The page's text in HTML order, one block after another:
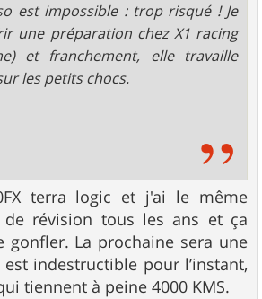
est impossible : trop risqué ! Je
une préparation chez X1 racing
et franchement, elle travaille
les petits chocs.
terra logic et j'ai le même
de révision tous les ans et ça
gonfler. La prochaine sera une
indestructible pour l’instant,
tiennent à peine 4000 KMS.